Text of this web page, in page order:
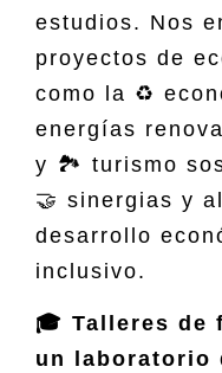
estudios. Nos
proyectos de
como la ♻️
energías
y 🏞 turismo
🤝 sinergias y
desarrollo
inclusivo.
🎓 Talleres de
un laboratorio